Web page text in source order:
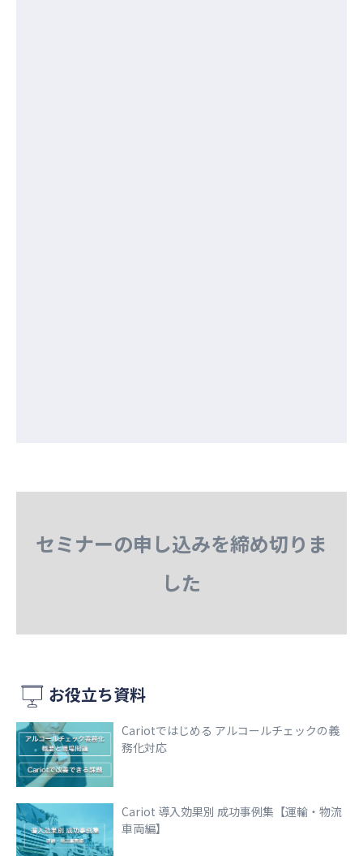
セミナーの申し込みを締め切りま
した
お役立ち資料
Cariotではじめる アルコールチェックの義
務化対応
Cariot 導入効果別 成功事例集【運輸・物流
車両編】